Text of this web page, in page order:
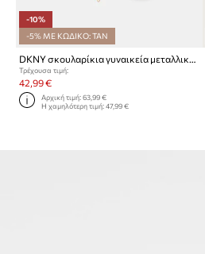
-10%
-5% ΜΕ ΚΩΔΙΚΟ: TAN
DKNY σκουλαρίκια γυναικεία μεταλλικά LILLIE
Τρέχουσα τιμή:
42,99 €
Αρχική τιμή:63,99 €
Η χαμηλότερη τιμή:47,99 €